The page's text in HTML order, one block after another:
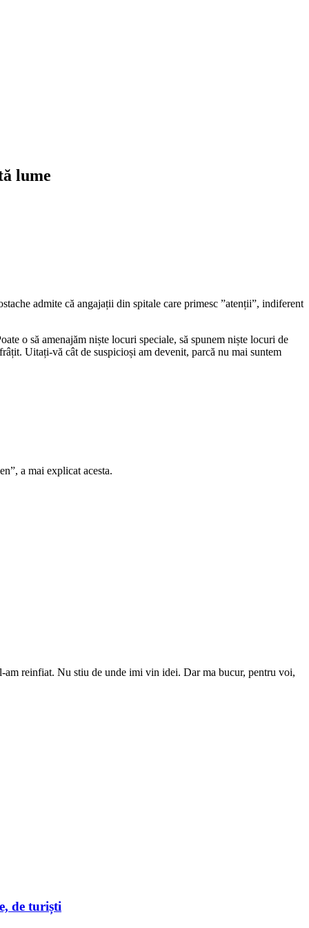
lume
admite că angajații din spitale care primesc ”atenții”, indiferent
o să amenajăm niște locuri speciale, să spunem niște locuri de
Uitați-vă cât de suspicioși am devenit, parcă nu mai suntem
a mai explicat acesta.
am reinfiat. Nu stiu de unde imi vin idei. Dar ma bucur, pentru voi,
de turiști